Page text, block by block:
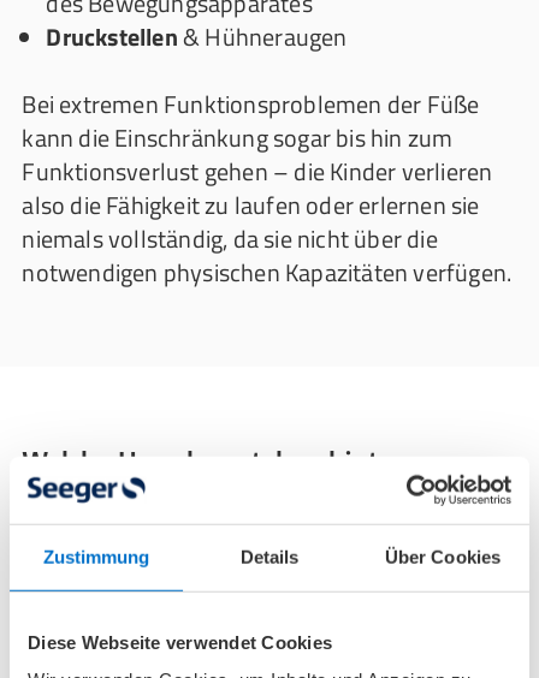
Zustimmung Details Über Cookies
Diese Webseite verwendet Cookies
Druckstellen& Hühneraugen
Bei extremen Funktionsproblemen der Füße
kann die Einschränkung sogar bis hin zum
Funktionsverlust gehen – die Kinder verlieren
also die Fähigkeit zu laufen oder erlernen sie
niemals vollständig, da sie nicht über die
notwendigen physischen Kapazitäten verfügen.
Welche Ursachen stehen hinter
Fußfehlstellungen bei Kindern?
Oft sehen Eltern viele Fragezeichen, wenn bei
ihrem Baby oder Kleinkind eine Fußfehlstellung
diagnostiziert wird. Viele fragen sich, ob sie
daran schuld sind, ob man die Fehlstellung